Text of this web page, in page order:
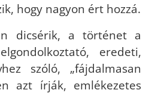
hogy nagyon ért hozzá.
dicsérik, a történet a
eredeti,
szóló, „fájdalmasan
azt írják, emlékezetes